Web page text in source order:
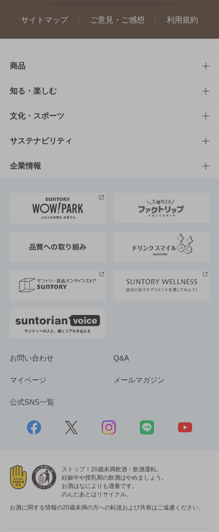
サイトマップ ご意見・ご感想 利用規約
商品
商品TOP
商品一覧
商品発売情報
栄養成分一覧
知る・楽しむ
知る・楽しむTOP
キャンペーン
工場見学
地域情報
文化・スポーツ
文化・スポーツTOP
サントリーホール
サントリーサンバーズ大阪
サステナビリティ
サステナビリティTOP
サントリーが考えるサステナビリティ経営
企業情報
企業概要
採用情報
お問い合わせ Q&A
マイページ メールマガジン
公式SNS一覧
ストップ！20歳未満飲酒・飲酒運転。
妊娠中や授乳期の飲酒はやめましょう。
お酒はなによりも適量です。
のんだあとはリサイクル。
お酒に関する情報の20歳未満の方への転送および共有はご遠慮ください。